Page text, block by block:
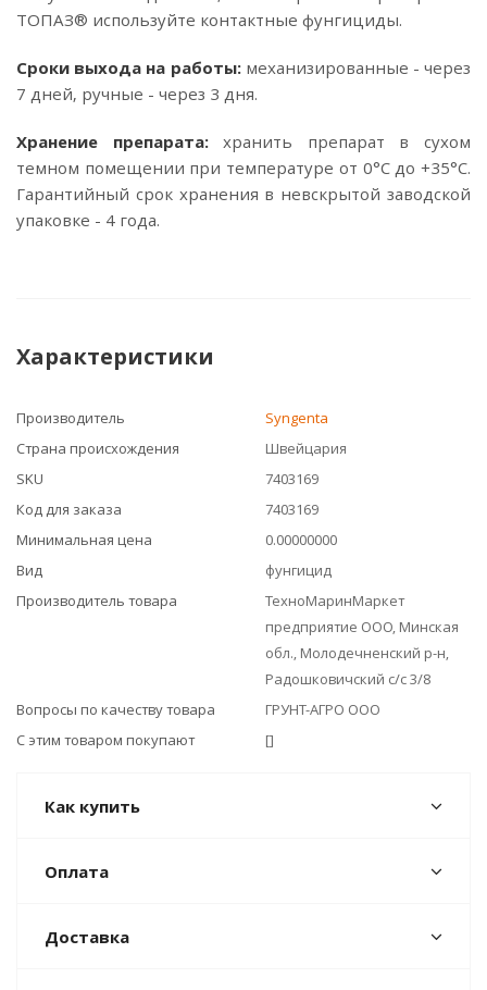
ТОПАЗ® используйте контактные фунгициды.
Сроки выхода на работы:механизированные - через
7 дней, ручные - через 3 дня.
Хранение препарата:хранить препарат в сухом
темном помещении при температуре от 0°С до +35°С.
Гарантийный срок хранения в невскрытой заводской
упаковке - 4 года.
Характеристики
Производитель
Syngenta
Страна происхождения
Швейцария
SKU
7403169
Код для заказа
7403169
Минимальная цена
0.00000000
Вид
фунгицид
Производитель товара
ТехноМаринМаркет
предприятие ООО, Минская
обл., Молодечненский р-н,
Радошковичский с/с 3/8
Вопросы по качеству товара
ГРУНТ-АГРО ООО
С этим товаром покупают
[]
Как купить
Оплата
Доставка